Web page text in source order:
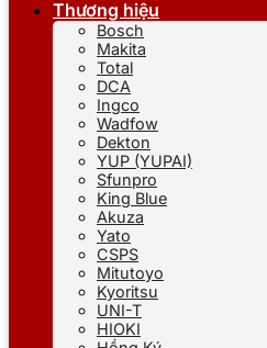
Thương hiệu
Bosch
Makita
Total
DCA
Ingco
Wadfow
Dekton
YUP (YUPAI)
Sfunpro
King Blue
Akuza
Yato
CSPS
Mitutoyo
Kyoritsu
UNI-T
HIOKI